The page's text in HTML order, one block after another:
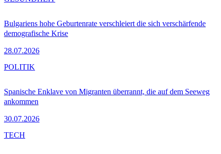
Bulgariens hohe Geburtenrate verschleiert die sich verschärfende
demografische Krise
28.07.2026
Spanische Enklave von Migranten überrannt, die auf dem Seeweg
ankommen
30.07.2026
POLITIK
TECH